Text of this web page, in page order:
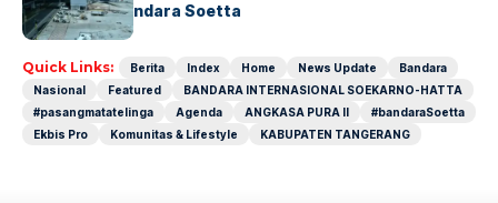
Perdana di Bandara Soetta
Quick Links: Berita Index Home News Update
Bandara
Nasional
Featured
BANDARA INTERNASIONAL SOEKARNO-HATTA
#pasangmatatelinga
Agenda ANGKASA PURA II
#bandaraSoetta
Ekbis Pro
Komunitas & Lifestyle KABUPATEN TANGERANG